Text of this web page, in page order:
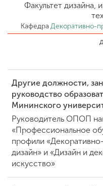
Другие виды
деятельности
Студенческая
Сведения об
Факультет дизайна,
Кафедра Декоративно-
Другие должности,
руководство
Мининского
Руководитель ОПОП
«Профессиональное
профили
дизайн» и «Дизайн и
искусство»